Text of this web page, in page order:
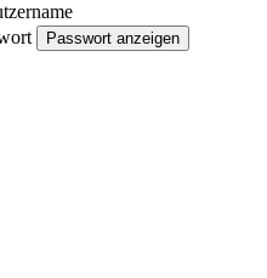
Passwort anzeigen